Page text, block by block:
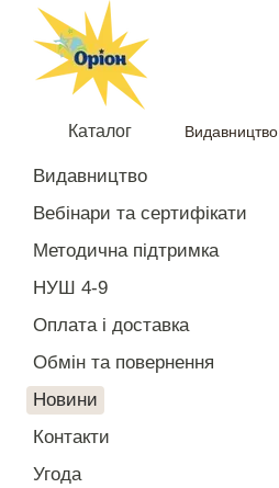
Перейти до основного контенту
Каталог Видавництво
Видавництво
Вебінари та сертифікати
Методична підтримка
НУШ 4-9
Оплата і доставка
Обмін та повернення
Новини
Контакти
Угода